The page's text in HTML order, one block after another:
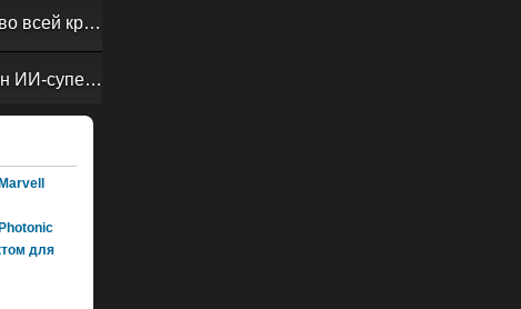
Обзор сервера ASUS RS720A-E13-RS8G: DC-MHS во всей красе
NVIDIA Vera Rubin POD: семь чипов, пять стоек, один ИИ-суперкомпьютер
для